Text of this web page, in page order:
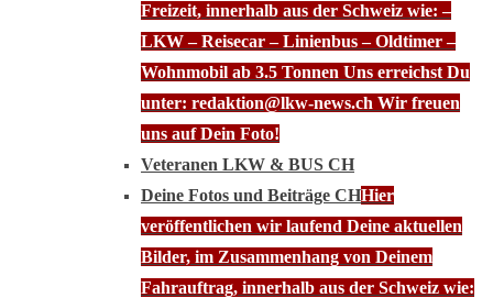
Freizeit, innerhalb aus der Schweiz wie: –
LKW – Reisecar – Linienbus – Oldtimer –
Wohnmobil ab 3.5 Tonnen Uns erreichst Du
unter: redaktion@lkw-news.ch Wir freuen
uns auf Dein Foto!
Veteranen LKW & BUS CH
Deine Fotos und Beiträge CHHier
veröffentlichen wir laufend Deine aktuellen
Bilder, im Zusammenhang von Deinem
Fahrauftrag, innerhalb aus der Schweiz wie: